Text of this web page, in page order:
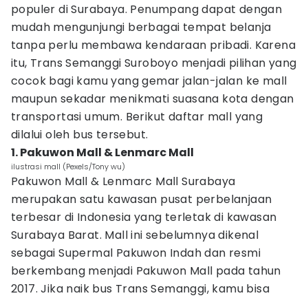
populer di Surabaya. Penumpang dapat dengan
mudah mengunjungi berbagai tempat belanja
tanpa perlu membawa kendaraan pribadi. Karena
itu, Trans Semanggi Suroboyo menjadi pilihan yang
cocok bagi kamu yang gemar jalan-jalan ke mall
maupun sekadar menikmati suasana kota dengan
transportasi umum. Berikut daftar mall yang
dilalui oleh bus tersebut.
1. Pakuwon Mall & Lenmarc Mall
ilustrasi mall (Pexels/Tony wu)
Pakuwon Mall & Lenmarc Mall Surabaya
merupakan satu kawasan pusat perbelanjaan
terbesar di Indonesia yang terletak di kawasan
Surabaya Barat. Mall ini sebelumnya dikenal
sebagai Supermal Pakuwon Indah dan resmi
berkembang menjadi Pakuwon Mall pada tahun
2017. Jika naik bus Trans Semanggi, kamu bisa